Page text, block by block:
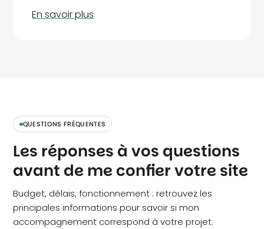
refonte, après une baisse de trafic ou lorsque
QUESTIONS FRÉQUENTES
Les réponses à vos questions
avant de me confier votre site
Budget, délais, fonctionnement : retrouvez les
principales informations pour savoir si mon
accompagnement correspond à votre projet.